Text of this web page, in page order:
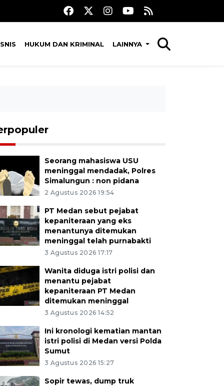
HUKUM DAN KRIMINAL LAINNYA
Seorang mahasiswa USU
meninggal mendadak, Polres
Simalungun : non pidana
2 Agustus 2026 19:54
PT Medan sebut pejabat
kepaniteraan yang eks
menantunya ditemukan
meninggal telah purnabakti
3 Agustus 2026 17:17
Wanita diduga istri polisi dan
menantu pejabat
kepaniteraan PT Medan
ditemukan meninggal
3 Agustus 2026 14:52
Ini kronologi kematian mantan
istri polisi di Medan versi Polda
Sumut
3 Agustus 2026 15:27
Sopir tewas, dump truk